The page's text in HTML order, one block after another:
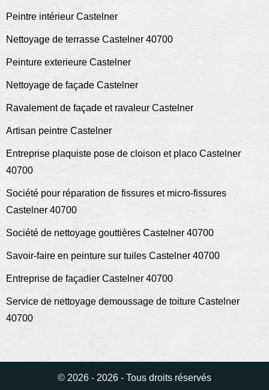
Peintre intérieur Castelner
Nettoyage de terrasse Castelner 40700
Peinture exterieure Castelner
Nettoyage de façade Castelner
Ravalement de façade et ravaleur Castelner
Artisan peintre Castelner
Entreprise plaquiste pose de cloison et placo Castelner
40700
Société pour réparation de fissures et micro-fissures
Castelner 40700
Société de nettoyage gouttières Castelner 40700
Savoir-faire en peinture sur tuiles Castelner 40700
Entreprise de façadier Castelner 40700
Service de nettoyage demoussage de toiture Castelner
40700
© 2026 - 2026 - Tous droits réservés